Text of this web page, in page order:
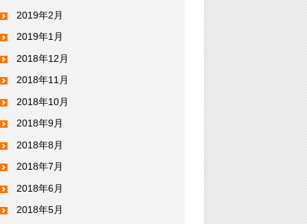
2019年2月
2019年1月
2018年12月
2018年11月
2018年10月
2018年9月
2018年8月
2018年7月
2018年6月
2018年5月